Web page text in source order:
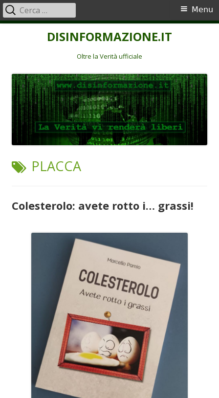
DISINFORMAZIONE.IT
Oltre la Verità ufficiale
Menu
principale
Menu
Ricerca
per:
TAG:
PLACCA
Colesterolo: avete rotto i… grassi!